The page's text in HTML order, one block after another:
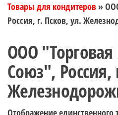
Товары для кондитеров »
Россия, г. Псков, ул.
ООО "Торговая
Союз", Россия,
Отображение единственного